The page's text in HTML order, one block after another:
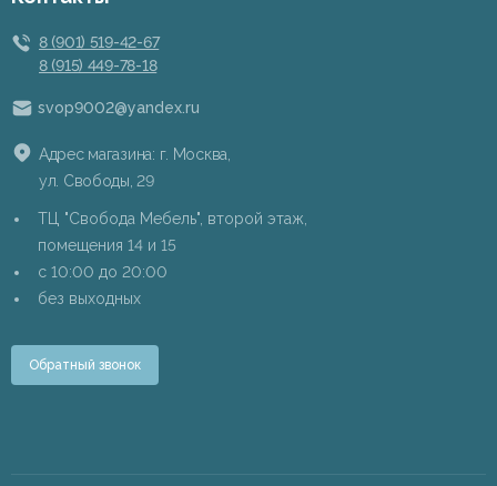
8 (901) 519-42-67
8 (915) 449-78-18
svop9002@yandex.ru
Адрес магазина: г. Москва,
ул. Свободы, 29
ТЦ "Свобода Мебель", второй этаж,
помещения 14 и 15
c 10:00 до 20:00
без выходных
Обратный звонок